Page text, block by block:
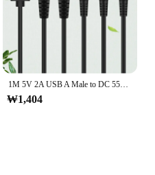
1M 5V 2A USB A Male to DC 55*21 55*25 4*1.7 3.5*1.35 2.5*0.7 MM 잭 플러그, 연장 전원 코드 공급 케이블 커넥터 USB 허브
₩1,404